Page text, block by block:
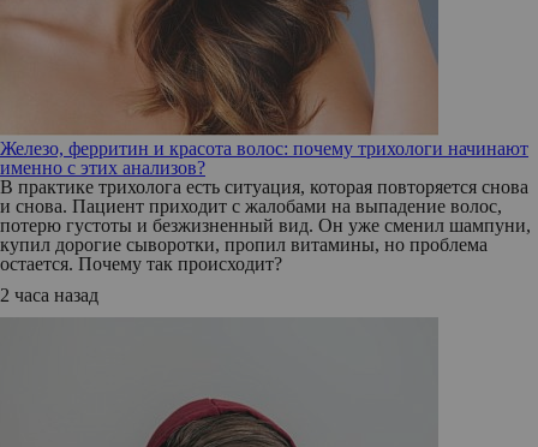
Железо, ферритин и красота волос: почему трихологи начинают
именно с этих анализов?
В практике трихолога есть ситуация, которая повторяется снова
и снова. Пациент приходит с жалобами на выпадение волос,
потерю густоты и безжизненный вид. Он уже сменил шампуни,
купил дорогие сыворотки, пропил витамины, но проблема
остается. Почему так происходит?
2 часа назад